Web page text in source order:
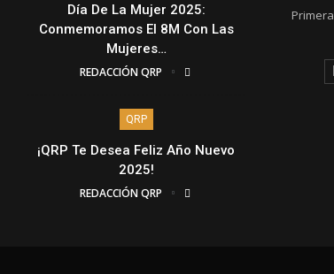
Día De La Mujer 2025:
Conmemoramos El 8M Con Las
Mujeres…
REDACCIÓN QRP
QRP
¡QRP Te Desea Feliz Año Nuevo
2025!
REDACCIÓN QRP